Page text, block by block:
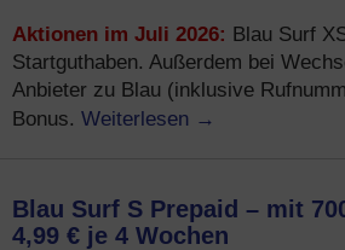
Aktionen im Juli 2026: Blau Surf
Startguthaben. Außerdem bei
Anbieter zu Blau (inklusive
Bonus. Weiterlesen →
Blau Surf S Prepaid – mit
4,99 € je 4 Wochen